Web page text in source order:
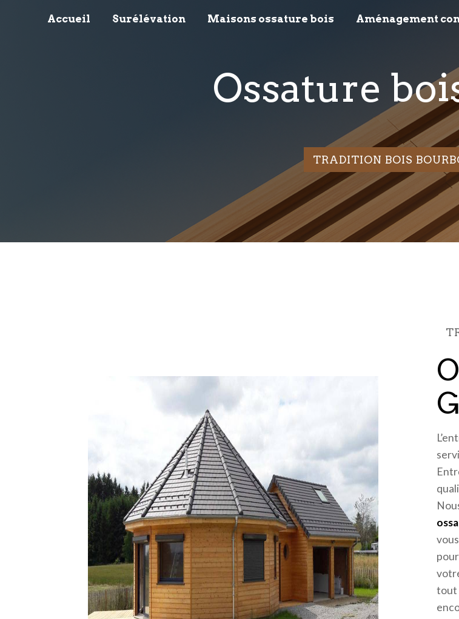
Accueil Surélévation Maisons ossature bois Aménagement
ossature
TRADITION BOIS
ossature bois à
tout